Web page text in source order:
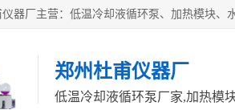
郑州杜甫仪器厂